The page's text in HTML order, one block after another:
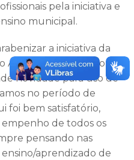
pela iniciativa e
municipal.
a iniciativa da
Antunes, que pensou a
novidade para uso de
no período de
foi bem satisfatório,
de todos os
pensando nas
aprendizado de